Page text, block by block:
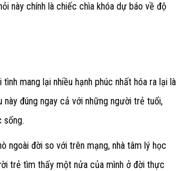
này chính là chiếc chìa khóa dự báo về độ
mang lại nhiều hạnh phúc nhất hóa ra lại là
đúng ngay cả với những người trẻ tuổi,
sống.
ngoài đời so với trên mạng, nhà tâm lý học
trẻ tìm thấy một nửa của mình ở đời thực